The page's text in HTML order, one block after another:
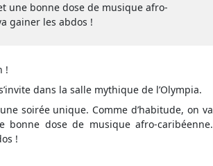
une bonne dose de musique afro-
gainer les abdos !
!
dans la salle mythique de l’Olympia.
soirée unique. Comme d’habitude, on va
dose de musique afro-caribéenne.
!